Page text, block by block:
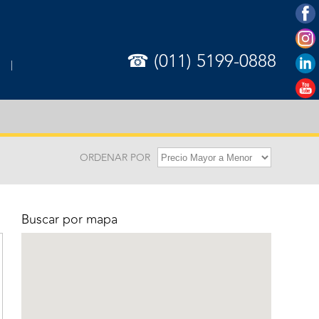
☎ (011) 5199-0888
ORDENAR POR
Buscar por mapa